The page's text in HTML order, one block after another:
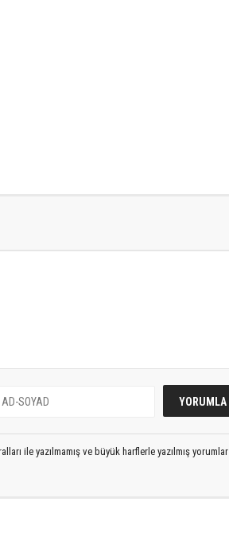
ile yazılmamış ve büyük harflerle yazılmış yorumlar